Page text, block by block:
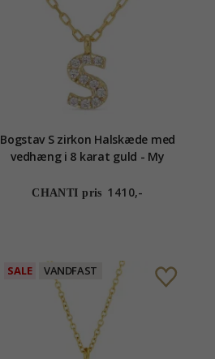
Bogstav S zirkon Halskæde med
vedhæng i 8 karat guld - My
CHANTI pris 1410,-
SALE VANDFAST